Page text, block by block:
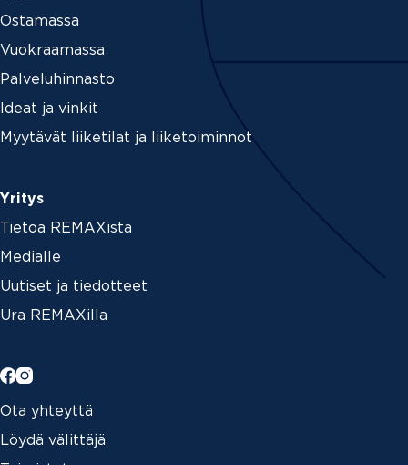
Ostamassa
Vuokraamassa
Palveluhinnasto
Ideat ja vinkit
Myytävät liiketilat ja liiketoiminnot
Yritys
Tietoa REMAXista
Medialle
Uutiset ja tiedotteet
Ura REMAXilla
Ota yhteyttä
Löydä välittäjä